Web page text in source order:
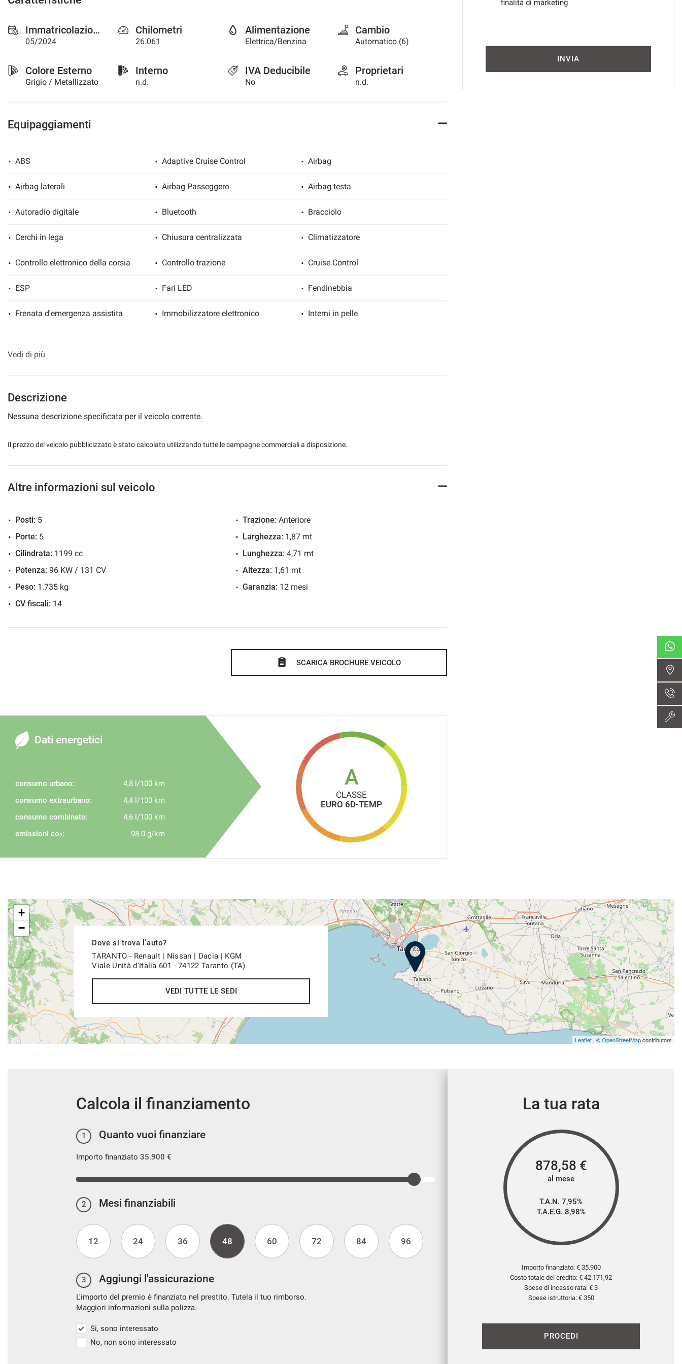
Immatricolazione
05/2024
Chilometri
26.061
Alimentazione
Elettrica/Benzina
Cambio
Automatico (6)
Colore Esterno
Grigio / Metallizzato
Interno
n.d.
IVA Deducibile
No
Proprietari
n.d.
Equipaggiamenti
ABS Adaptive Cruise Control Airbag
Airbag laterali Airbag Passeggero Airbag testa
Autoradio digitale Bluetooth Bracciolo
Cerchi in lega Chiusura centralizzata Climatizzatore
Controllo elettronico della corsia Controllo trazione Cruise Control
ESP Fari LED Fendinebbia
Frenata d'emergenza assistita Immobilizzatore elettronico Interni in pelle
Vedi di più
Descrizione
Nessuna descrizione specificata per il veicolo corrente.
Il prezzo del veicolo pubblicizzato è stato calcolato utilizzando tutte le campagne commerciali a disposizione.
Altre informazioni sul veicolo
Posti: 5
Porte: 5
Cilindrata: 1199 cc
Potenza: 96 KW / 131 CV
Peso: 1.735 kg
CV fiscali: 14
Trazione: Anteriore
Larghezza: 1,87 mt
Lunghezza: 4,71 mt
Altezza: 1,61 mt
Garanzia: 12 mesi
SCARICA BROCHURE VEICOLO
Dati energetici
consumo urbano:
4,8 l/100 km
consumo extraurbano:
4,4 l/100 km
consumo combinato:
4,6 l/100 km
emissioni co2: 98.0 g/km
A
CLASSE
EURO 6D-TEMP
finalità di marketing
INVIA
Dove si trova l'auto?
TARANTO - Renault | Nissan | Dacia | KGM
Viale Unità d'Italia 601 - 74122 Taranto (TA)
VEDI TUTTE LE SEDI
+
−
Leaflet | ©OpenStreetMapcontributors
Calcola il finanziamento
1 Quanto vuoi finanziare
Importo finanziato 35.900 €
2 Mesi finanziabili
12 24 36 48 60 72 84 96
3 Aggiungi l'assicurazione
L'importo del premio è finanziato nel prestito. Tutela il tuo rimborso.
Maggiori informazioni sulla polizza.
Si, sono interessato
No, non sono interessato
La tua rata
878,58 €
al mese
T.A.N. 7,95%
T.A.E.G. 8,98%
Importo finanziato: € 35.900
Costo totale del credito: €42.171,92
Spese di incasso rata: € 3
Spese istruttoria: € 350
PROCEDI
di
tracciamento
alla
cookie
Puoi
e
modificare
scelte
qualsiasi
momento.
Cookie delle preferenze
Cookie di marketing